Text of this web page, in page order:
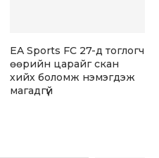
EA Sports FC 27-д тоглогч
өөрийн царайг скан
хийх боломж нэмэгдэж
магадгүй